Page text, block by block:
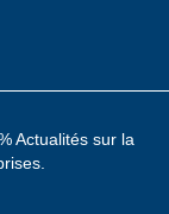
Actualités sur la